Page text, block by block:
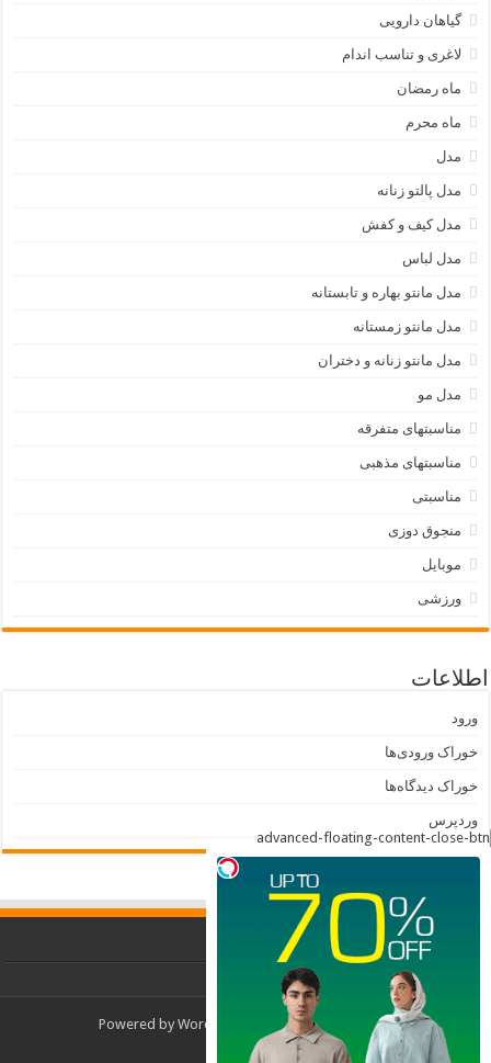
گیاهان دارویی
لاغری و تناسب اندام
ماه رمضان
ماه محرم
مدل
مدل پالتو زنانه
مدل کیف و کفش
مدل لباس
مدل مانتو بهاره و تابستانه
مدل مانتو زمستانه
مدل مانتو زنانه و دختران
مدل مو
مناسبتهای متفرقه
مناسبتهای مذهبی
مناسبتی
منجوق دوزی
موبایل
ورزشی
اطلاعات
ورود
خوراک ورودی‌ها
خوراک دیدگاه‌ها
وردپرس
Powered by WordPress | Designed by TieLabs